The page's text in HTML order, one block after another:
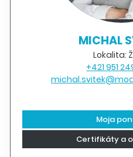
MICHAL
Lokalita:
+421 951
Moja
Certifikáty a